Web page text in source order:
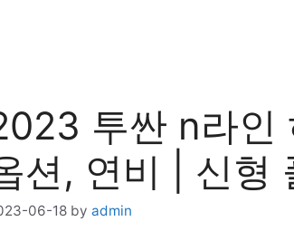
투싼 n라인
션, 연비 | 신형
06-18 by admin